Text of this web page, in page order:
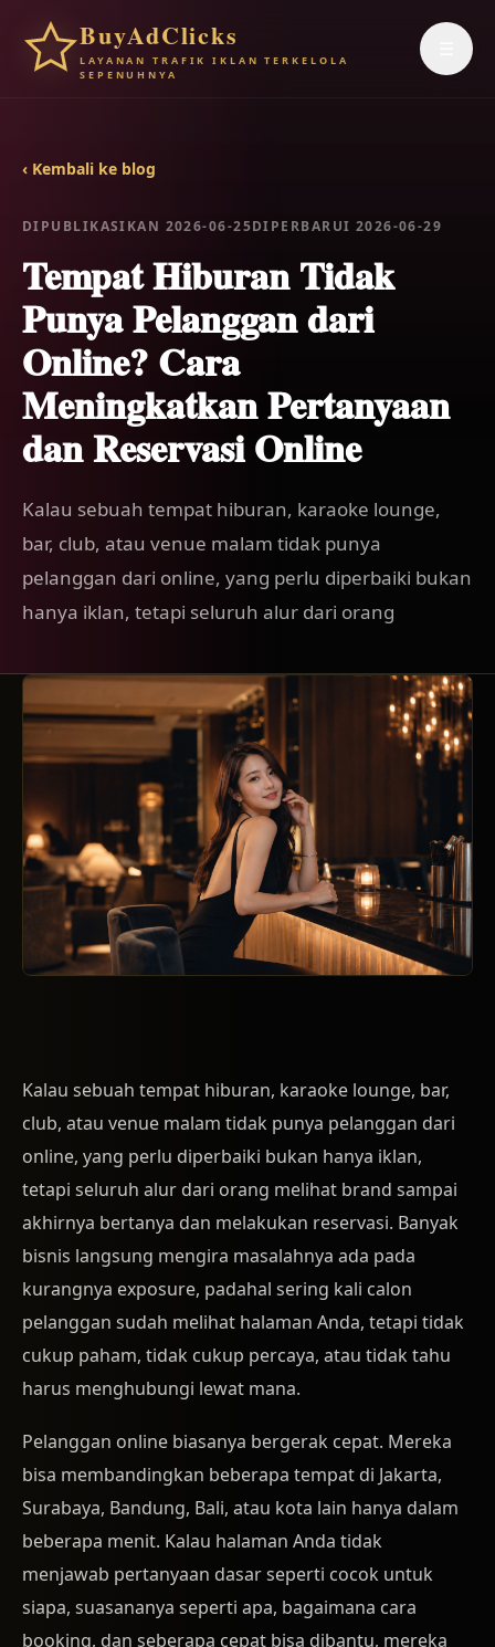
BuyAdClicks
LAYANAN TRAFIK IKLAN TERKELOLA
SEPENUHNYA
‹ Kembali ke blog
DIPUBLIKASIKAN 2026-06-25DIPERBARUI 2026-06-29
Tempat Hiburan Tidak
Punya Pelanggan dari
Online? Cara
Meningkatkan Pertanyaan
dan Reservasi Online
Kalau sebuah tempat hiburan, karaoke lounge,
bar, club, atau venue malam tidak punya
pelanggan dari online, yang perlu diperbaiki bukan
hanya iklan, tetapi seluruh alur dari orang
Kalau sebuah tempat hiburan, karaoke lounge, bar,
club, atau venue malam tidak punya pelanggan dari
online, yang perlu diperbaiki bukan hanya iklan,
tetapi seluruh alur dari orang melihat brand sampai
akhirnya bertanya dan melakukan reservasi. Banyak
bisnis langsung mengira masalahnya ada pada
kurangnya exposure, padahal sering kali calon
pelanggan sudah melihat halaman Anda, tetapi tidak
cukup paham, tidak cukup percaya, atau tidak tahu
harus menghubungi lewat mana.
Pelanggan online biasanya bergerak cepat. Mereka
bisa membandingkan beberapa tempat di Jakarta,
Surabaya, Bandung, Bali, atau kota lain hanya dalam
beberapa menit. Kalau halaman Anda tidak
menjawab pertanyaan dasar seperti cocok untuk
siapa, suasananya seperti apa, bagaimana cara
booking, dan seberapa cepat bisa dibantu, mereka